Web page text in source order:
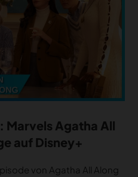
Marvels Agatha All
auf Disney+
von Agatha All Along